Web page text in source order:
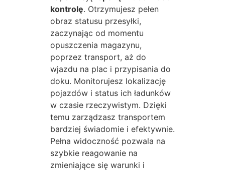
kontrolę. Otrzymujesz pełen
obraz statusu przesyłki,
zaczynając od momentu
opuszczenia magazynu,
poprzez transport, aż do
wjazdu na plac i przypisania do
doku. Monitorujesz lokalizację
pojazdów i status ich ładunków
w czasie rzeczywistym. Dzięki
temu zarządzasz transportem
bardziej świadomie i efektywnie.
Pełna widoczność pozwala na
szybkie reagowanie na
zmieniające się warunki i